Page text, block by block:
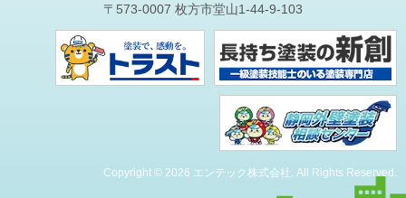
〒573-0007 枚方市堂山1-44-9-103
Copyright © 2026 エンテック株式会社. All Rights Reserved.